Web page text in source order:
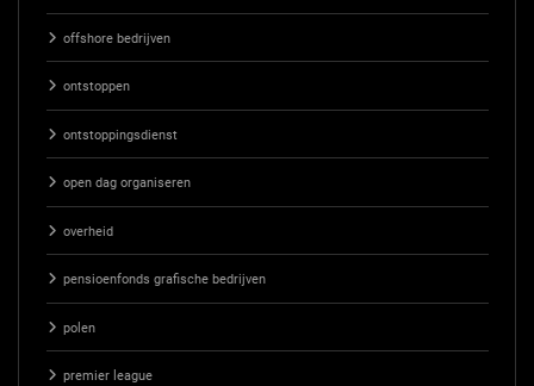
offshore bedrijven
ontstoppen
ontstoppingsdienst
open dag organiseren
overheid
pensioenfonds grafische bedrijven
polen
premier league